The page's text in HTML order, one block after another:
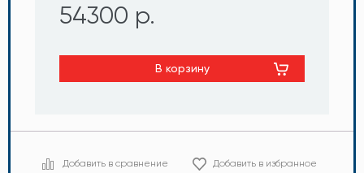
54300 р.
В корзину
Добавить в сравнение Добавить в избранное